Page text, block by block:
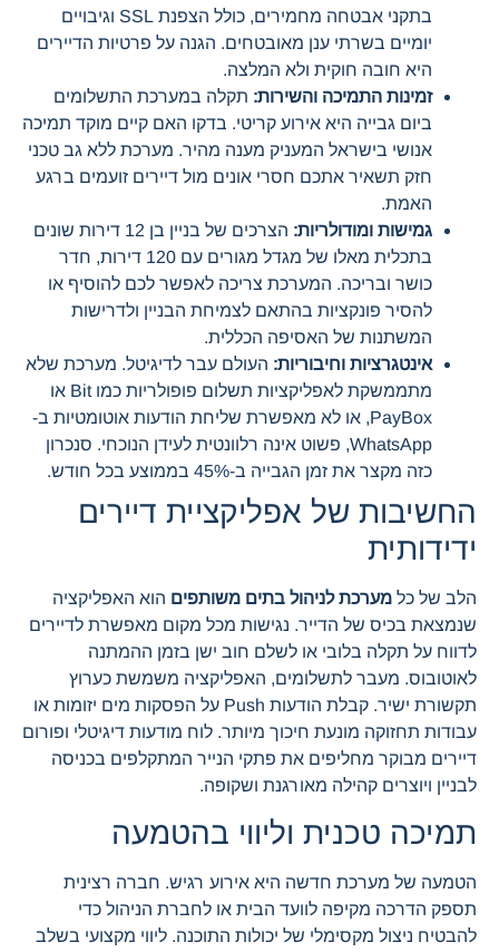
בתקני אבטחה מחמירים, כולל הצפנת SSL וגיבויים
יומיים בשרתי ענן מאובטחים. הגנה על פרטיות הדיירים
היא חובה חוקית ולא המלצה.
זמינות התמיכה והשירות: תקלה במערכת התשלומים
ביום גבייה היא אירוע קריטי. בדקו האם קיים מוקד תמיכה
אנושי בישראל המעניק מענה מהיר. מערכת ללא גב טכני
חזק תשאיר אתכם חסרי אונים מול דיירים זועמים ברגע
האמת.
גמישות ומודולריות:
הצרכים של בניין בן 12 דירות שונים
בתכלית מאלו של מגדל מגורים עם 120 דירות, חדר
כושר ובריכה. המערכת צריכה לאפשר לכם להוסיף או
להסיר פונקציות בהתאם לצמיחת הבניין ולדרישות
המשתנות של האסיפה הכללית.
אינטגרציות וחיבוריות: העולם עבר לדיגיטל. מערכת שלא
מתממשקת לאפליקציות תשלום פופולריות כמו Bit או
PayBox, או לא מאפשרת שליחת הודעות אוטומטיות ב-
WhatsApp, פשוט אינה רלוונטית לעידן הנוכחי. סנכרון
כזה מקצר את זמן הגבייה ב-45% בממוצע בכל חודש.
החשיבות של אפליקציית דיירים
ידידותית
הלב של כל מערכת לניהול בתים משותפים הוא האפליקציה
שנמצאת בכיס של הדייר. נגישות מכל מקום מאפשרת לדיירים
לדווח על תקלה בלובי או לשלם חוב ישן בזמן ההמתנה
לאוטובוס. מעבר לתשלומים, האפליקציה משמשת כערוץ
תקשורת ישיר. קבלת הודעות Push על הפסקות מים יזומות או
עבודות תחזוקה מונעת חיכוך מיותר. לוח מודעות דיגיטלי ופורום
דיירים מבוקר מחליפים את פתקי הנייר המתקלפים בכניסה
לבניין ויוצרים קהילה מאורגנת ושקופה.
תמיכה טכנית וליווי בהטמעה
הטמעה של מערכת חדשה היא אירוע רגיש. חברה רצינית
תספק הדרכה מקיפה לוועד הבית או לחברת הניהול כדי
להבטיח ניצול מקסימלי של יכולות התוכנה. ליווי מקצועי בשלב